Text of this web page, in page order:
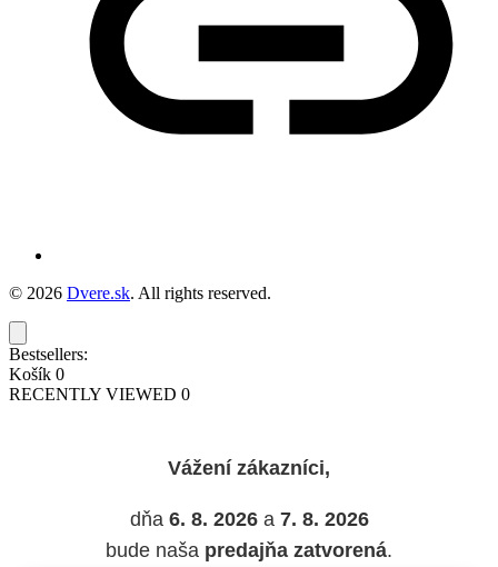
© 2026 Dvere.sk. All rights reserved.
Bestsellers:
Košík 0
RECENTLY VIEWED 0
Vážení zákazníci,
dňa 6. 8. 2026a 7. 8. 2026
bude naša predajňa zatvorená.